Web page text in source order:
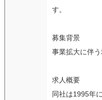
す。
募集背景
事業拡大に伴う
求人概要
同社は1995年